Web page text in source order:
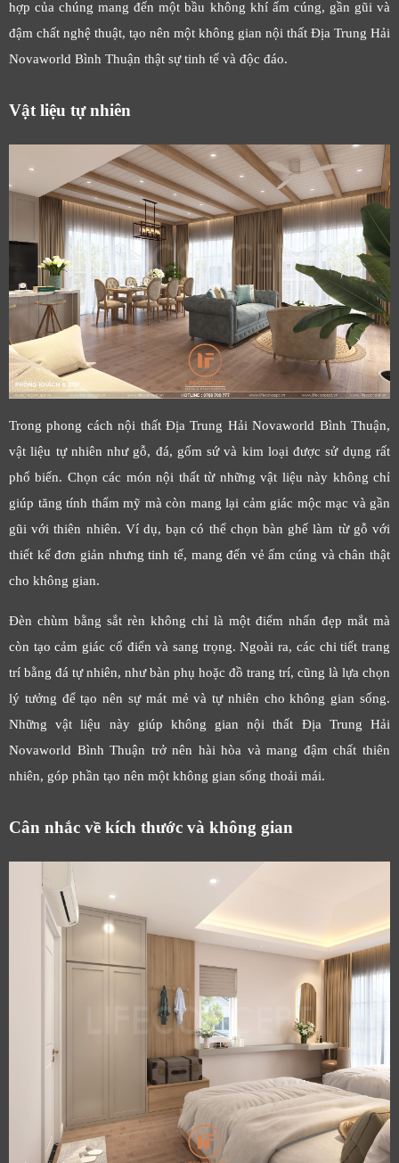
hợp của chúng mang đến một bầu không khí ấm cúng, gần gũi và
đậm chất nghệ thuật, tạo nên một không gian nội thất Địa Trung Hải
Novaworld Bình Thuận thật sự tinh tế và độc đáo.
Vật liệu tự nhiên
Trong phong cách nội thất Địa Trung Hải Novaworld Bình Thuận,
vật liệu tự nhiên như gỗ, đá, gốm sứ và kim loại được sử dụng rất
phổ biến. Chọn các món nội thất từ những vật liệu này không chỉ
giúp tăng tính thẩm mỹ mà còn mang lại cảm giác mộc mạc và gần
gũi với thiên nhiên. Ví dụ, bạn có thể chọn bàn ghế làm từ gỗ với
thiết kế đơn giản nhưng tinh tế, mang đến vẻ ấm cúng và chân thật
cho không gian.
Đèn chùm bằng sắt rèn không chỉ là một điểm nhấn đẹp mắt mà
còn tạo cảm giác cổ điển và sang trọng. Ngoài ra, các chi tiết trang
trí bằng đá tự nhiên, như bàn phụ hoặc đồ trang trí, cũng là lựa chọn
lý tưởng để tạo nên sự mát mẻ và tự nhiên cho không gian sống.
Những vật liệu này giúp không gian nội thất Địa Trung Hải
Novaworld Bình Thuận trở nên hài hòa và mang đậm chất thiên
nhiên, góp phần tạo nên một không gian sống thoải mái.
Cân nhắc về kích thước và không gian